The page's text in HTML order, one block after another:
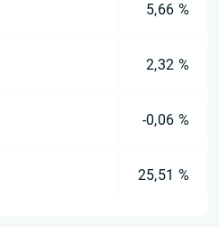
5,66 %
2,32 %
-0,06 %
25,51 %